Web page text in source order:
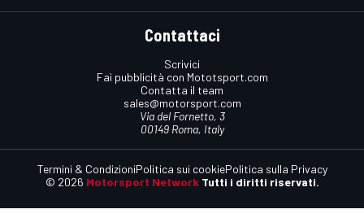
Contattaci
Scrivici
Fai pubblicità con Mototsport.com
Contatta il team
sales@motorsport.com
Via del Fornetto, 3
00149 Roma, Italy
© 2026 Motorsport Network Tutti i diritti riservati.
Termini & CondizioniPolitica sui cookiePolitica sulla Privacy